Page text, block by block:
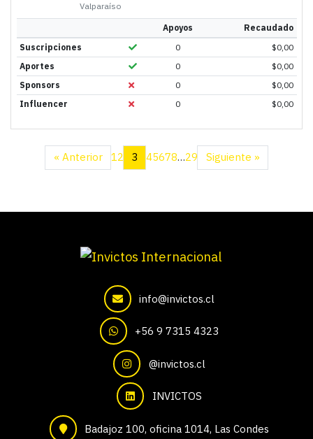
Valparaíso
Apoyos
Recaudado
Suscripciones
0 $0,00
Aportes
0 $0,00
Sponsors
0 $0,00
Influencer
0 $0,00
« Anterior 12 3 45678…29 Siguiente »
info@invictos.cl
+56 9 7315 4323
@invictos.cl
INVICTOS
Badajoz 100, oficina 1014, Las Condes